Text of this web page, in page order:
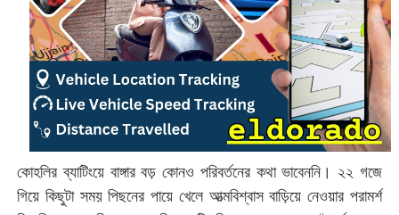
কোহলির ব্যাটিংয়ে বাঙ্গার বড় কোনও পরিবর্তনের কথা ভাবেননি। ২২ গজে
গিয়ে কিছুটা সময় পিছনের পায়ে খেলে আত্মবিশ্বাস বাড়িয়ে নেওয়ার পরামর্শ